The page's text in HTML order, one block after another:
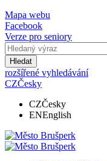
Mapa webu
Facebook
Verze pro seniory
Hledat
rozšířené vyhledávání
CZČesky
CZČesky
ENEnglish